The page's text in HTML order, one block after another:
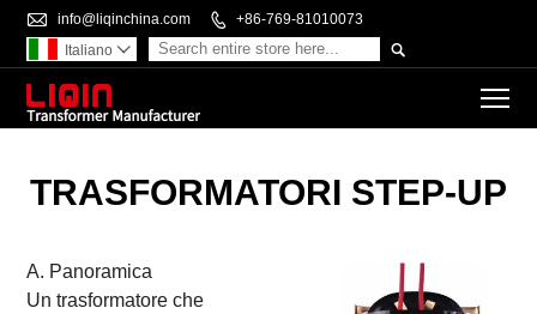
 info@liqinchina.com  +86-769-81010073

Italiano 
TRASFORMATORI STEP-UP
A. Panoramica
Un trasformatore che